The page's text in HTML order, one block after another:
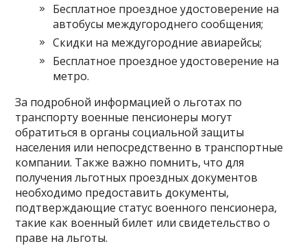
Бесплатное проездное удостоверение на
автобусы междугороднего сообщения;
Скидки на междугородние авиарейсы;
Бесплатное проездное удостоверение на
метро.
За подробной информацией о льготах по
транспорту военные пенсионеры могут
обратиться в органы социальной защиты
населения или непосредственно в транспортные
компании. Также важно помнить, что для
получения льготных проездных документов
необходимо предоставить документы,
подтверждающие статус военного пенсионера,
такие как военный билет или свидетельство о
праве на льготы.